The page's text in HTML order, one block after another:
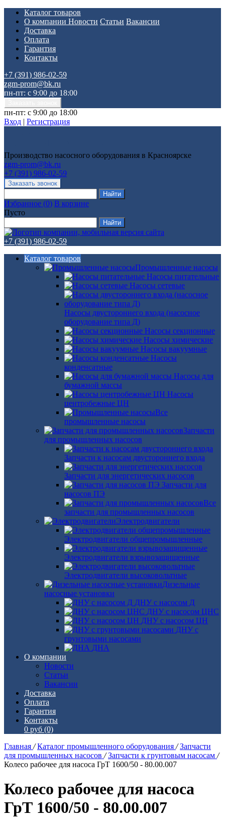
Каталог товаров
О компании Новости Статьи Вакансии
Доставка
Оплата
Гарантия
Контакты
+7 (391) 986-02-59
zgm-prom@bk.ru
пн-пт: с 9:00 до 18:00
пн-пт: с 9:00 до 18:00
Вход | Регистрация
Производство насосного оборудования в Красноярске
zgm-prom@bk.ru
+7 (391) 986-02-59
Избранное (0) В корзине
Пусто
+7 (391) 986-02-59
Каталог товаров
Промышленные насосы
Насосы питательные
Насосы сетевые
Насосы двустороннего входа (насосное
оборудование типа Д)
Насосы секционные
Насосы химические
Насосы вакуумные
Насосы
конденсатные
Насосы для
бумажной массы
Насосы
центробежные ЦН
Все
промышленные насосы
Запчасти
для промышленных насосов
Запчасти к насосам двустороннего входа
Запчасти для энергетических насосов
Запчасти для
насосов ПЭ
Все
запчасти для промышленных насосов
Электродвигатели
Электродвигатели общепромышленные
Электродвигатели взрывозащищенные
Электродвигатели высоковольтные
Дизельные
насосные установки
ДНУ с насосом Д
ДНУ с насосом ЦНС
ДНУ с насосом ЦН
ДНУ с
грунтовыми насосами
ДНА
О компании
Новости
Статьи
Вакансии
Доставка
Оплата
Гарантия
Контакты
0 руб (0)
Главная / Каталог промышленного оборудования / Запчасти
для промышленных насосов / Запчасти к грунтовым насосам /
Колесо рабочее для насоса ГрТ 1600/50 - 80.00.007
Колесо рабочее для насоса
ГрТ 1600/50 - 80.00.007